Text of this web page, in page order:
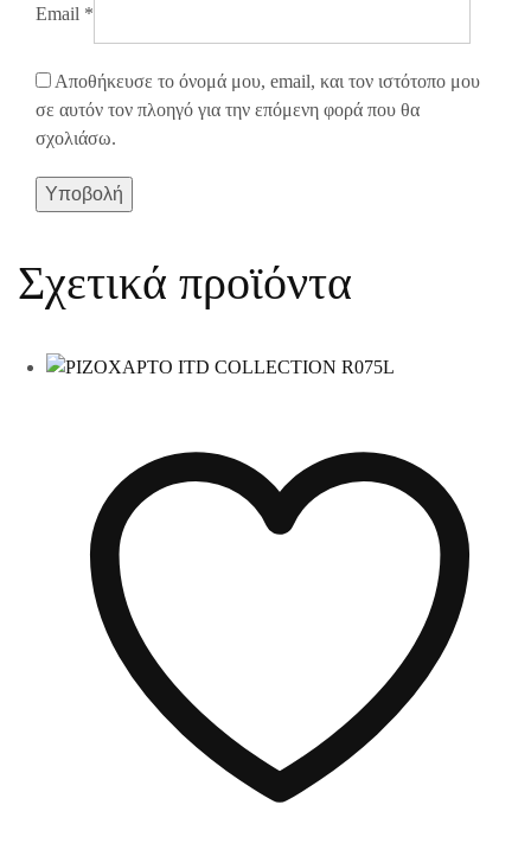
Email *
Αποθήκευσε το όνομά μου, email, και τον ιστότοπο μου
σε αυτόν τον πλοηγό για την επόμενη φορά που θα
σχολιάσω.
Σχετικά προϊόντα